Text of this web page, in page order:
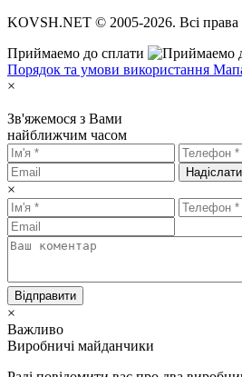
KOVSH.NET © 2005-2026. Всі права
Приймаемо до сплати
Порядок та умови використання
×
Зв'яжемося з Вами
найближчим часом
Надіслати
×
Відправити
×
Важливо
Виробничі майданчики